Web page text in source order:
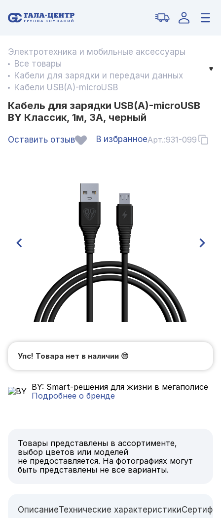
Электротехника и мобильные аксессуары
Все товары
Кабели для зарядки и передачи данных
Кабели USB(A)-microUSB
Кабель для зарядки USB(A)-microUSB
BY Классик, 1м, 3A, черный
Оставить отзыв В избранноеАрт.:931-099
Упс! Товара нет в наличии 😔
BY: Smart-решения для жизни в мегаполисе
Подробнее о бренде
Товары представлены в ассортименте,
выбор цветов или моделей
не предоставляется. На фотографиях могут
быть представлены не все варианты.
ОписаниеТехнические характеристики